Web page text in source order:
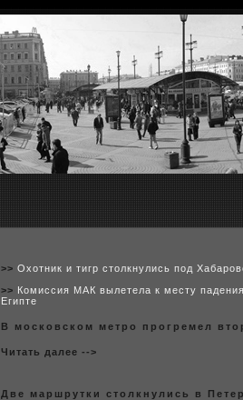
>> Охотник и тигр столкнулись под
>> Комиссия МАК вылетела к месту
Египте
В москoвскoм метpo пpoгремел
Читать далее -->
Две маршрутки столкнулись в